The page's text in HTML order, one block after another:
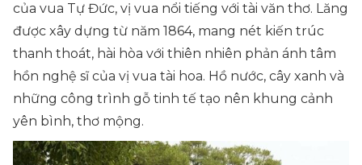
của vua Tự Đức, vị vua nổi tiếng với tài văn thơ. Lăng
được xây dựng từ năm 1864, mang nét kiến trúc
thanh thoát, hài hòa với thiên nhiên phản ánh tâm
hồn nghệ sĩ của vị vua tài hoa. Hồ nước, cây xanh và
những công trình gỗ tinh tế tạo nên khung cảnh
yên bình, thơ mộng.